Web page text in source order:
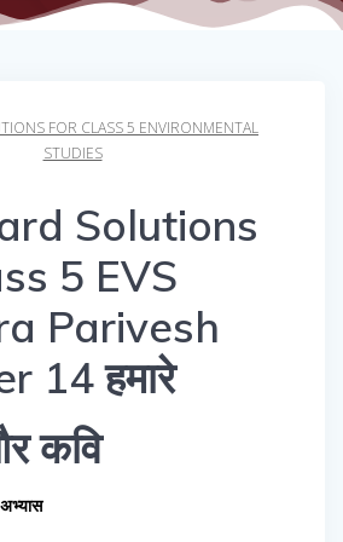
FOR CLASS 5 ENVIRONMENTAL
STUDIES
Solutions
5 EVS
Parivesh
14 हमारे
कवि